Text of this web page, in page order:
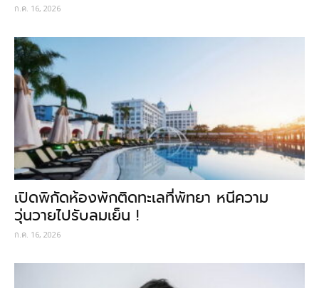
ก.ค. 16, 2026
เปิดพิกัดห้องพักติดทะเลที่พัทยา หนีความ
วุ่นวายไปรับลมเย็น !
ก.ค. 16, 2026